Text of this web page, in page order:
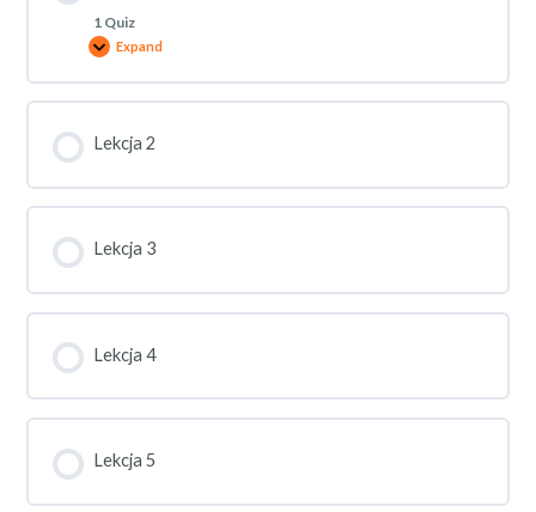
1 Quiz
Expand
Lekcja 2
Lekcja 3
Lekcja 4
Lekcja 5